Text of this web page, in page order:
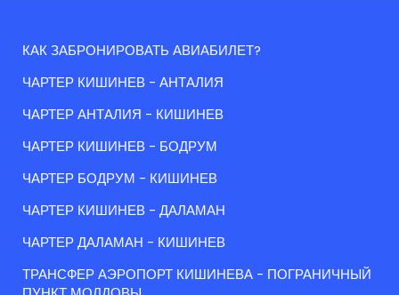
КАК ЗАБРОНИРОВАТЬ АВИАБИЛЕТ?
ЧАРТЕР КИШИНЕВ - АНТАЛИЯ
ЧАРТЕР АНТАЛИЯ - КИШИНЕВ
ЧАРТЕР КИШИНЕВ - БОДРУМ
ЧАРТЕР БОДРУМ - КИШИНЕВ
ЧАРТЕР КИШИНЕВ - ДАЛАМАН
ЧАРТЕР ДАЛАМАН - КИШИНЕВ
ТРАНСФЕР АЭРОПОРТ КИШИНЕВА - ПОГРАНИЧНЫЙ